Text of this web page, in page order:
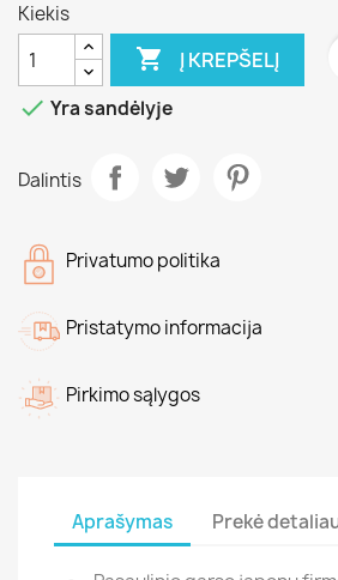
Kiekis
 Į KREPŠELĮ
 Yra sandėlyje
Dalintis
Privatumo politika
Pristatymo informacija
Pirkimo sąlygos
Aprašymas Prekė